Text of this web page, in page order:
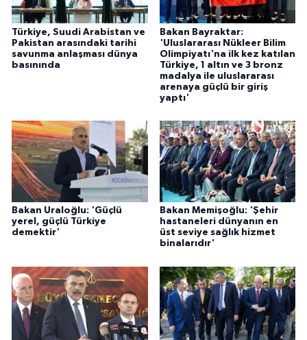
Türkiye, Suudi Arabistan ve
Pakistan arasındaki tarihi
savunma anlaşması dünya
basınında
Bakan Bayraktar:
'Uluslararası Nükleer Bilim
Olimpiyatı'na ilk kez katılan
Türkiye, 1 altın ve 3 bronz
madalya ile uluslararası
arenaya güçlü bir giriş
yaptı'
Bakan Uraloğlu: 'Güçlü
yerel, güçlü Türkiye
demektir'
Bakan Memişoğlu: 'Şehir
hastaneleri dünyanın en
üst seviye sağlık hizmet
binalarıdır'